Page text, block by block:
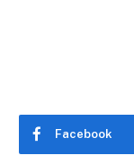
Facebook